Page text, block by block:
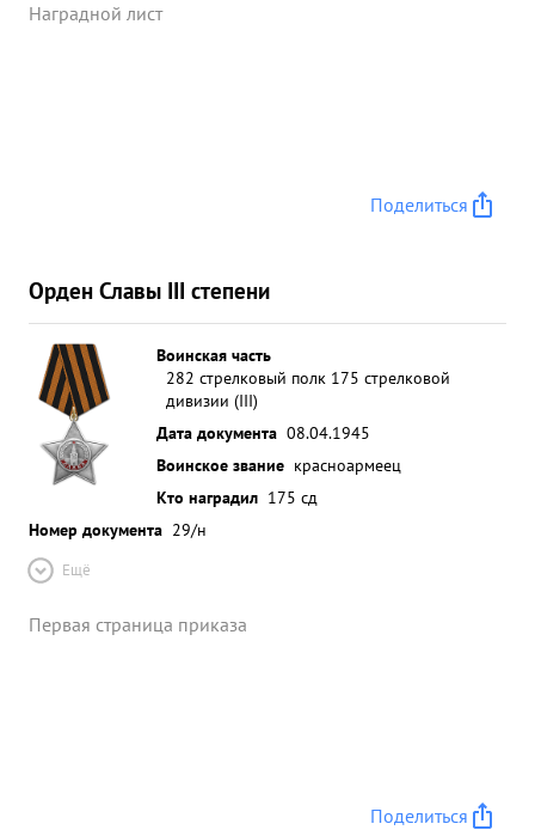
Наградной лист
Поделиться
Орден Славы III степени
Воинская часть
282 стрелковый полк 175 стрелковой
дивизии (III)
Дата документа 08.04.1945
Воинское звание красноармеец
Кто наградил 175 сд
Номер документа 29/н
Ещё
Первая страница приказа
Поделиться